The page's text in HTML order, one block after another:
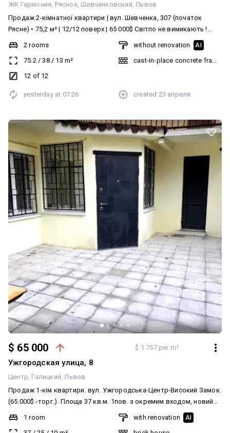
ЖК Гармония Рясное Шевченковский Львов
Продаж 2-кімнатної квартири | вул. Шевченка, 307 (початок
Рясне) • 75,2 м² | 12/12 поверх | 65 000$ Світло не вимикають !
ПРАВО ВЛАСНОСТІ ! Будинок та комплекс: — Цегляний, зданий і
заселений, є ОСББ — Іншу секцію викупила та добудовує окрема
компанія (здача — кінець 2026 р.), забудовник ПП «ДАБ
ДЕВЕЛОПМЕНТ» плануються ще нові секції, комерція,
ізольовані кімнати, кухня, гардероб — Роздільний санвузол, 3
Опалення: індивідуальне електричне Поруч транспорт,
супермаркети та вся інфраструктура Деталі за телефоном |
Огляд у зручний час
2 rooms
75.2/38/ 13 m²
12 of 12
without renovation AI
cast-in-place concrete frame
yesterday at 07:26 created 23 апреля
$ 65 000 $ 1 757 per m²
Ужгородская улица, 8
Центр Галицкий Львов
Продаж 1-кім квартири. вул. Ужгородська-Центр-Високий Замок.
(65.000$.-торг.). Площа 37 кв.м. 1пов. з окремим входом, новий
свіжий ремонт Лофт. інд. опалення, підігрів підлоги, МПВ,
поміняна електрика і сантехніка, натяжна стеля, плитка, душ,
1 room
with renovation AI